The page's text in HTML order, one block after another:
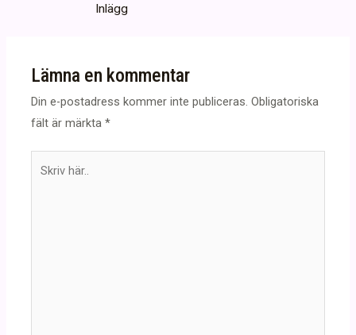
Inlägg
Lämna en kommentar
Din e-postadress kommer inte publiceras. Obligatoriska
fält är märkta*